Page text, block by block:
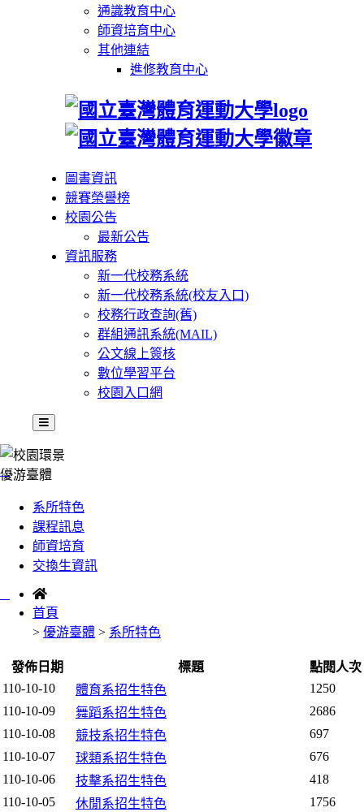
通識教育中心
師資培育中心
其他連結
進修教育中心
圖書資訊
競賽榮譽榜
校園公告
最新公告
資訊服務
新一代校務系統
新一代校務系統(校友入口)
校務行政查詢(舊)
群組通訊系統(MAIL)
公文線上簽核
數位學習平台
校園入口網
:::
優游臺體
系所特色
課程訊息
師資培育
交換生資訊
首頁
> 優游臺體 > 系所特色
發佈日期 標題
點閱人次
110-10-10
體育系招生特色
1250
110-10-09
舞蹈系招生特色
2686
110-10-08
競技系招生特色
697
110-10-07
球類系招生特色
676
110-10-06
技擊系招生特色
418
110-10-05
休閒系招生特色
1756